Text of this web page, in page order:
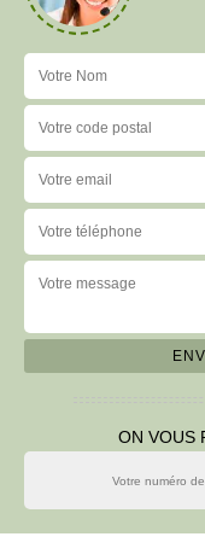
ON VOUS